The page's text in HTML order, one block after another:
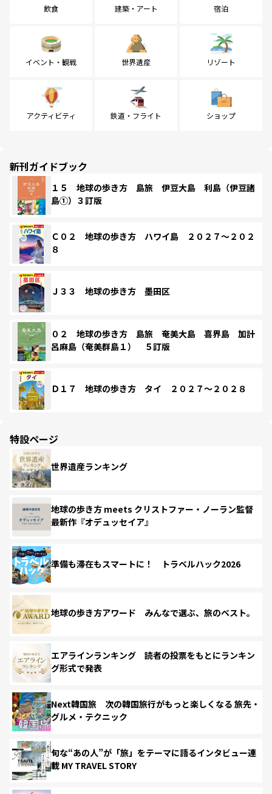
飲食 建築・アート 宿泊
イベント・観戦 世界遺産 リゾート
アクティビティ 鉄道・フライト ショップ
新刊ガイドブック
１５ 地球の歩き方 島旅 伊豆大島 利島（伊豆諸
島①）３訂版
Ｃ０２ 地球の歩き方 ハワイ島 ２０２７～２０２
８
Ｊ３３ 地球の歩き方 墨田区
０２ 地球の歩き方 島旅 奄美大島 喜界島 加計
呂麻島（奄美群島１） ５訂版
Ｄ１７ 地球の歩き方 タイ ２０２７～２０２８
特設ページ
世界遺産ランキング
地球の歩き方 meets クリストファー・ノーラン監督
最新作『オデュッセイア』
準備も滞在もスマートに！ トラベルハック2026
地球の歩き方アワード みんなで選ぶ、旅のベスト。
エアラインランキング 読者の投票をもとにランキン
グ形式で発表
Next韓国旅 次の韓国旅行がもっと楽しくなる 旅先・
グルメ・テクニック
旬な“あの人”が「旅」をテーマに語るインタビュー連
載 MY TRAVEL STORY